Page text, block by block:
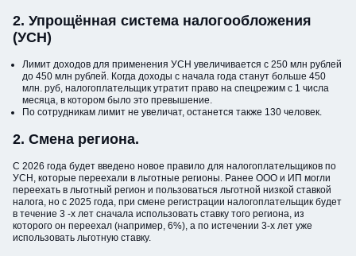
2. Упрощённая система налогообложения
(УСН)
Лимит доходов для применения УСН увеличивается с 250 млн рублей
до 450 млн рублей. Когда доходы с начала года станут больше 450
млн. руб, налогоплательщик утратит право на спецрежим с 1 числа
месяца, в котором было это превышение.
По сотрудникам лимит не увеличат, останется также 130 человек.
2. Смена региона.
С 2026 года будет введено новое правило для налогоплательщиков по
УСН, которые переехали в льготные регионы. Ранее ООО и ИП могли
переехать в льготный регион и пользоваться льготной низкой ставкой
налога, но с 2025 года, при смене регистрации налогоплательщик будет
в течение 3 -х лет сначала использовать ставку того региона, из
которого он переехал (например, 6%), а по истечении 3-х лет уже
использовать льготную ставку.